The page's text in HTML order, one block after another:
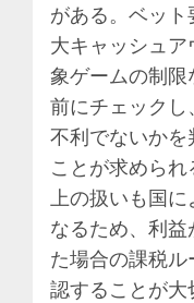
がある。ベット
大キャッシュア
象ゲームの制限
前にチェックし
不利でないかを
ことが求められ
上の扱いも国
なるため、利益
た場合の課税ル
認することが大